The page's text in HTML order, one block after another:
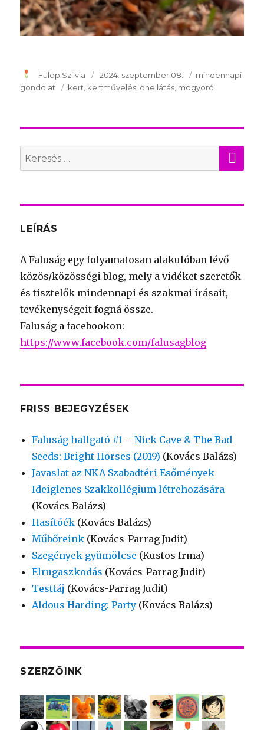
Szerző
Fülöp Szilvia Publikálva
2024. szeptember 08. Témakör
mindennapi
gondolat
Kulcsszavak
kert kertművelés önellátás mogyoró
Search
for:
LEÍRÁS
A Faluság egy folyamatosan alakulóban lévő
közös/közösségi blog, mely a vidéket szeretők
és tisztelők mindennapi és szakmai írásait,
tevékenységeit fogná össze.
Faluság a facebookon:
https://www.facebook.com/falusagblog
FRISS BEJEGYZÉSEK
Faluság hallgató #1 – Nick Cave & The Bad
Seeds: Bright Horses (2019) (Kovács Balázs)
Javaslat az NKA Szabadtéri Esőmények
Ideiglenes Szakkollégium létrehozására
(Kovács Balázs)
Hasítóék (Kovács Balázs)
Műbőreink (Kovács-Parrag Judit)
Szegények gyümölcse (Kustos Irma)
Elrugaszkodás (Kovács-Parrag Judit)
Testtáj (Kovács-Parrag Judit)
Aldous Harding: Party (Kovács Balázs)
SZERZŐINK